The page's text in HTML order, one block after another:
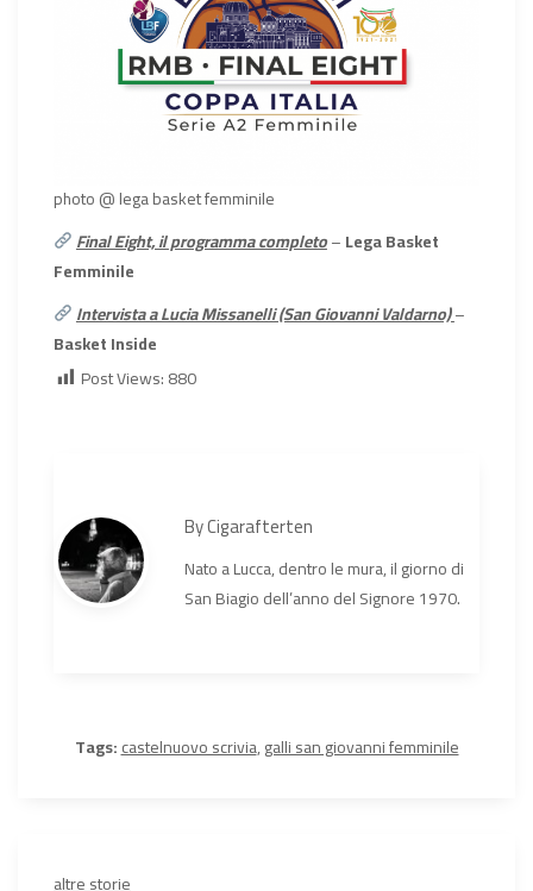
photo @ lega basket femminile
Final Eight, il programma completo–Lega Basket
Femminile
Intervista a Lucia Missanelli (San Giovanni Valdarno)–
Basket Inside
Post Views:880
ByCigarafterten
Nato a Lucca, dentro le mura, il giorno di
San Biagio dell’anno del Signore 1970.
Tags:castelnuovo scrivia,galli san giovanni femminile
altre storie